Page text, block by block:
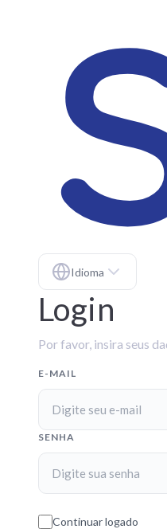
Idioma
Login
Por favor, insira seus
E-MAIL
SENHA
Continuar logado